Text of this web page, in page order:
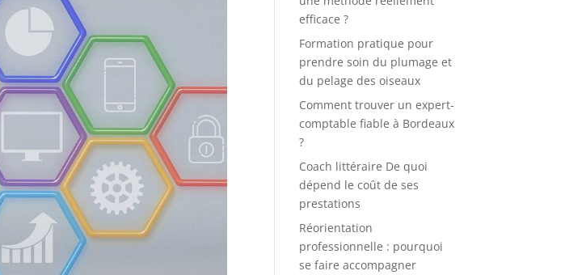
efficace ?
Formation pratique pour
prendre soin du plumage et
du pelage des oiseaux
Comment trouver un expert-
comptable fiable à Bordeaux
?
Coach littéraire De quoi
dépend le coût de ses
prestations
Réorientation
professionnelle : pourquoi
se faire accompagner